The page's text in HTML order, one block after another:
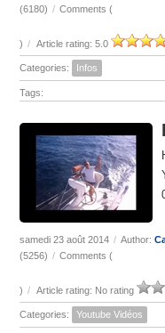
(6180) / Comments (
) / Article rating: 5.0
Categories: Infos
Tags:
samedi 23 août 2014 / Author:
(5256) / Comments (
) / Article rating: No rating
Categories: Youtube Vidéos